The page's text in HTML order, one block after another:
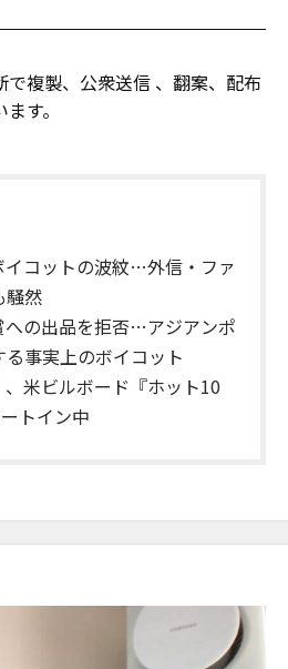
複製、公衆送信 、翻案、配布
す。
イコットの波紋…外信・ファ
騒然
への出品を拒否…アジアンポ
事実上のボイコット
米ビルボード『ホット10
トイン中